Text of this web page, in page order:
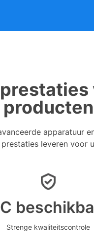
producten
apparatuur
leveren voor
Strenge kwaliteitscontrole